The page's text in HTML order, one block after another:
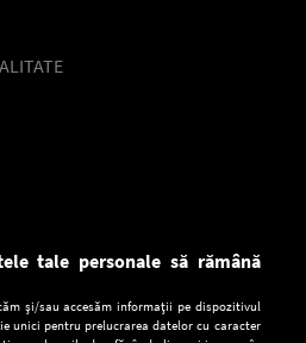
Europa FM pentru smartphone:
tale personale să rămână
și/sau accesăm informații pe dispozitivul
unici pentru prelucrarea datelor cu caracter